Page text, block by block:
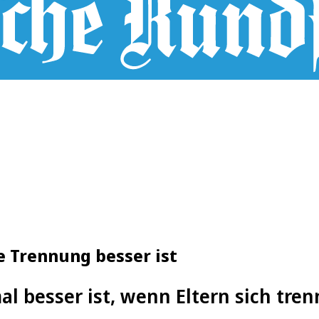
Trennung besser ist
besser ist, wenn Eltern sich